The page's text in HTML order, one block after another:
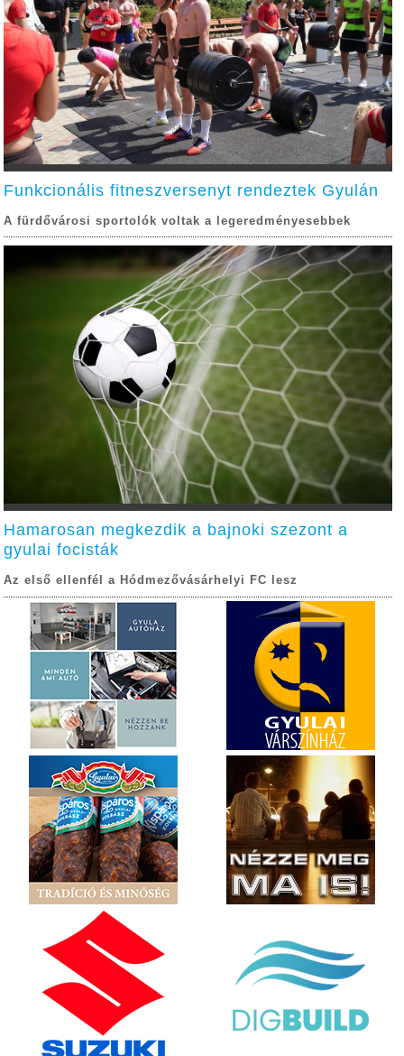
Funkcionális fitneszversenyt rendeztek Gyulán
A fürdővárosi sportolók voltak a legeredményesebbek
Hamarosan megkezdik a bajnoki szezont a
gyulai focisták
Az első ellenfél a Hódmezővásárhelyi FC lesz